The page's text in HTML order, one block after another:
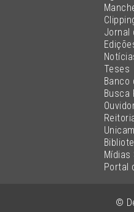
©
Jornal
Teses
Banco
Busca
Mídias
Portal